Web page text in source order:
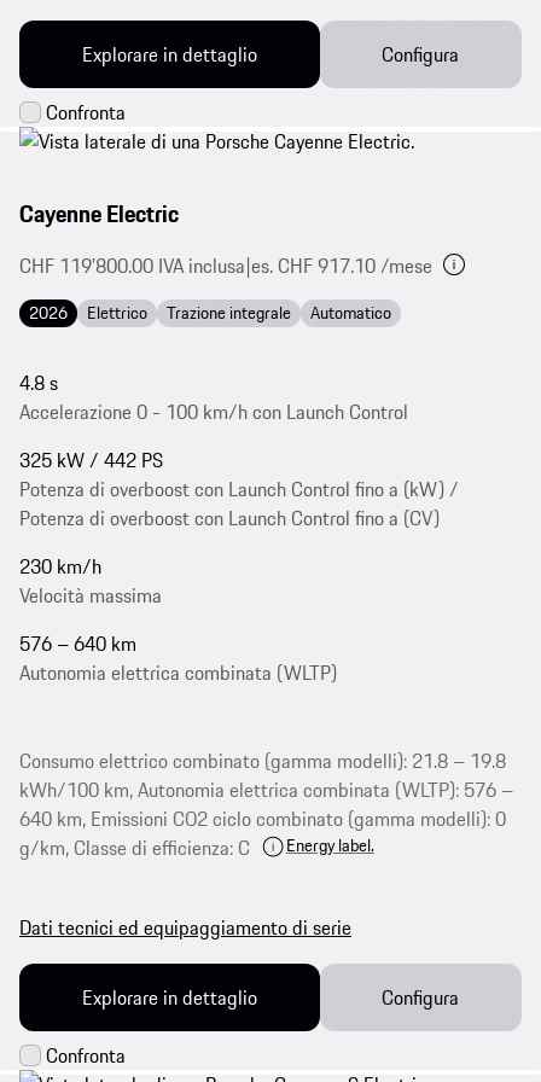
Cayenne Electric
CHF 119'800.00 IVA inclusa|es. CHF 917.10 /mese
2026 Elettrico Trazione integrale Automatico
4.8 s
Accelerazione 0 - 100 km/h con Launch Control
325 kW / 442 PS
Potenza di overboost con Launch Control fino a (kW) /
Potenza di overboost con Launch Control fino a (CV)
230 km/h
Velocità massima
576 – 640 km
Autonomia elettrica combinata (WLTP)
Consumo elettrico combinato (gamma modelli): 21.8 – 19.8
kWh/100 km, Autonomia elettrica combinata (WLTP): 576 –
640 km, Emissioni CO2 ciclo combinato (gamma modelli): 0
g/km, Classe di efficienza: C
Energy label.
Explorare in dettaglio Configura
Dati tecnici ed equipaggiamento di serie
Explorare in dettaglio Configura